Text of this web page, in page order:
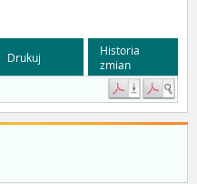
Drukuj
Historia
zmian